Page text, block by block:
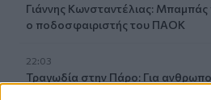
Γιάννης Κωνσταντέλιας: Μπαμπάς
ο ποδοσφαιριστής του ΠΑΟΚ
22:03
Τραγωδία στην Πάρο: Για